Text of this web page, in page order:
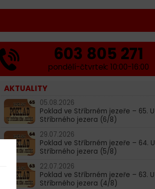
603 805 271
pondělí-čtvrtek: 10:00-16:00
AKTUALITY
05.08.2026
Poklad ve Stříbrném jezeře – 65. U
Stříbrného jezera (6/8)
29.07.2026
Poklad ve Stříbrném jezeře – 64. U
Stříbrného jezera (5/8)
22.07.2026
Poklad ve Stříbrném jezeře – 63. U
Stříbrného jezera (4/8)